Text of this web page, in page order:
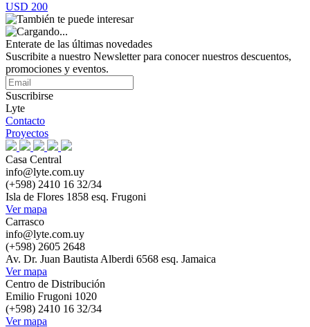
USD 200
Enterate de las últimas novedades
Suscribite a nuestro Newsletter para conocer nuestros descuentos,
promociones y eventos.
Suscribirse
Lyte
Contacto
Proyectos
Casa Central
info@lyte.com.uy
(+598) 2410 16 32/34
Isla de Flores 1858 esq. Frugoni
Ver mapa
Carrasco
info@lyte.com.uy
(+598) 2605 2648
Av. Dr. Juan Bautista Alberdi 6568 esq. Jamaica
Ver mapa
Centro de Distribución
Emilio Frugoni 1020
(+598) 2410 16 32/34
Ver mapa